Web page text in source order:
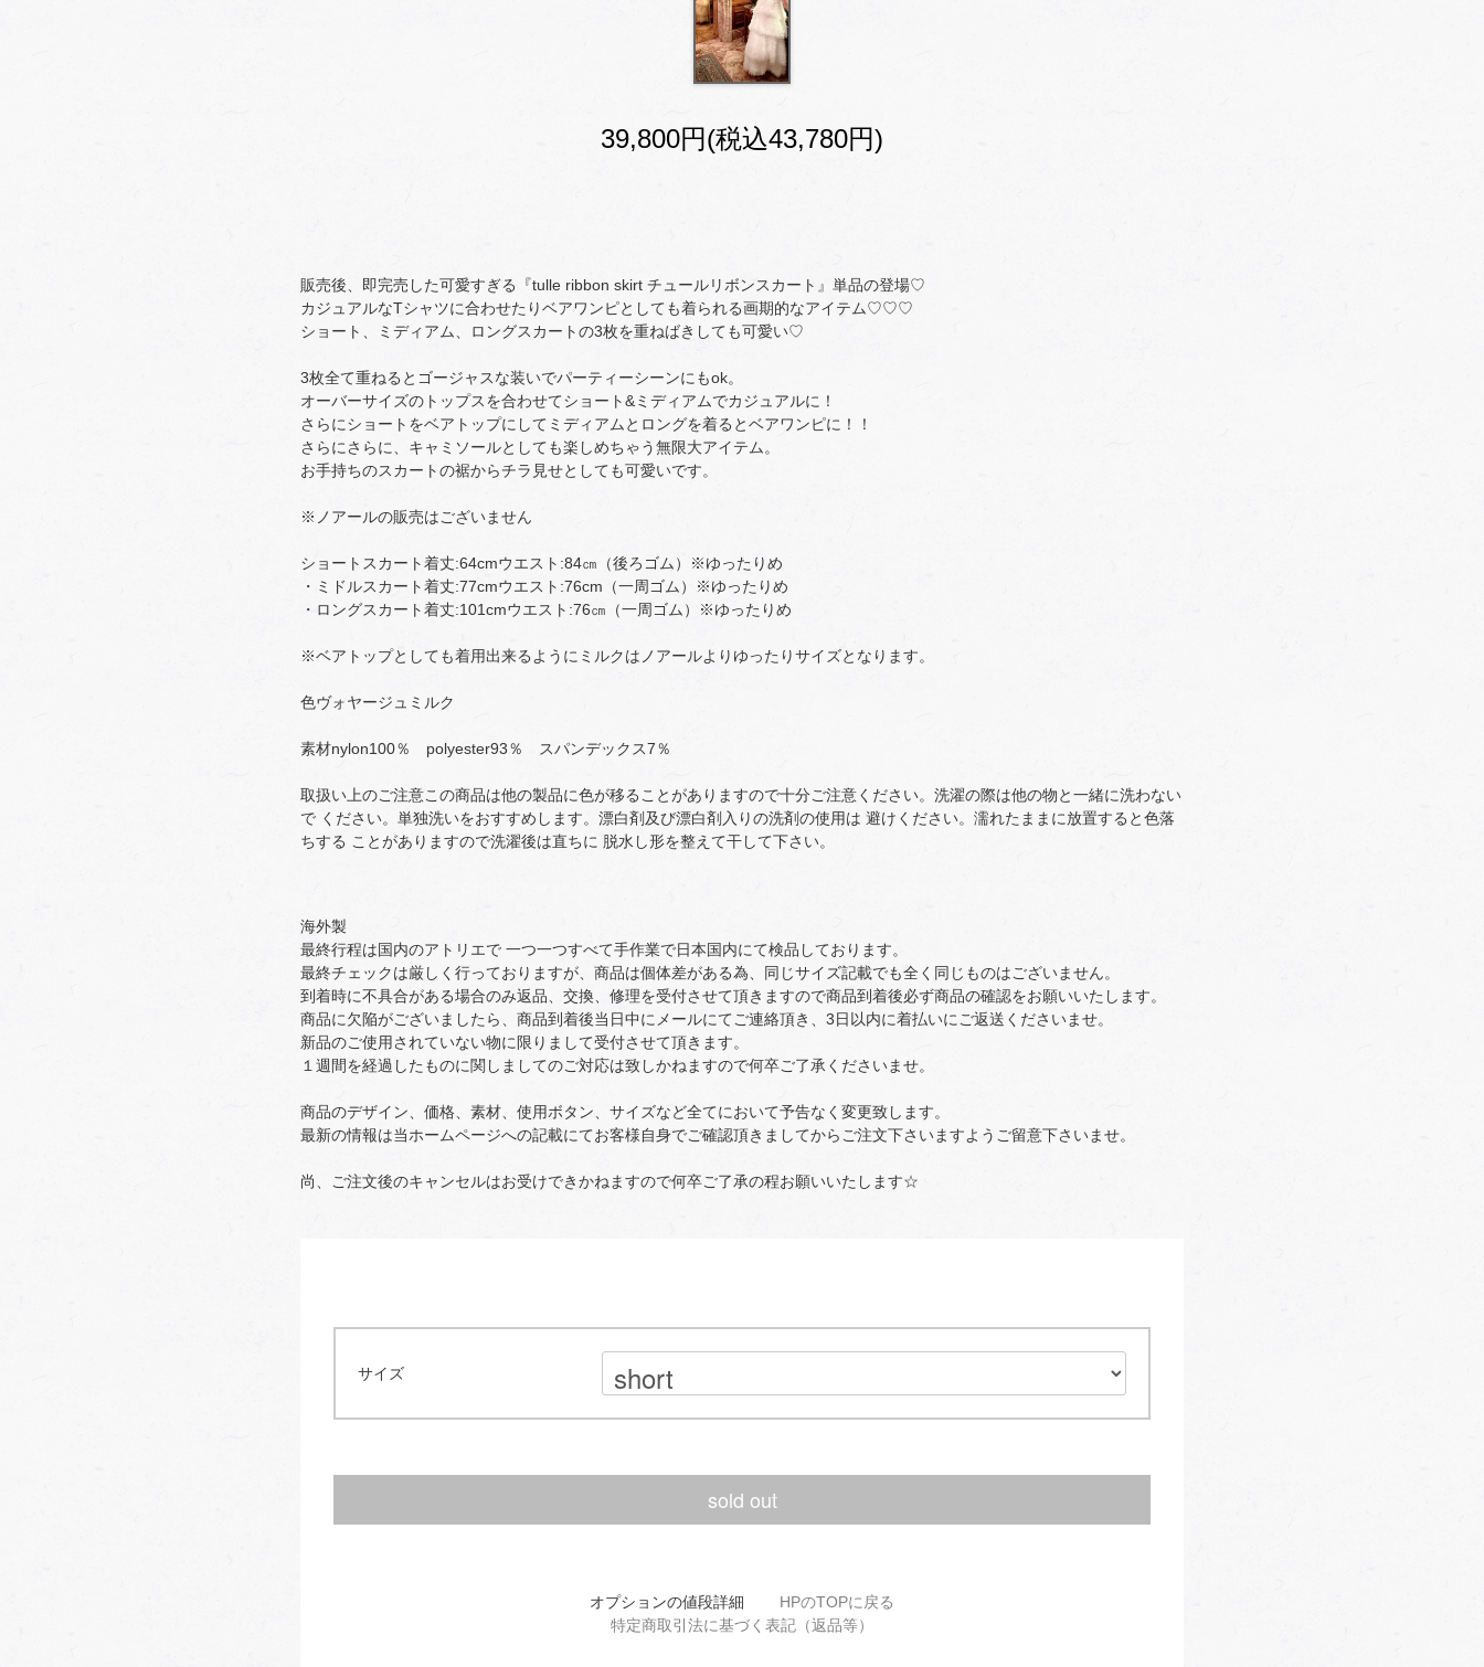
39,800円(税込43,780円)
販売後、即完売した可愛すぎる『tulle ribbon skirt チュールリボンスカート』単品の登場♡
カジュアルなTシャツに合わせたりベアワンピとしても着られる画期的なアイテム♡♡♡
ショート、ミディアム、ロングスカートの3枚を重ねばきしても可愛い♡
3枚全て重ねるとゴージャスな装いでパーティーシーンにもok。
オーバーサイズのトップスを合わせてショート&ミディアムでカジュアルに！
さらにショートをベアトップにしてミディアムとロングを着るとベアワンピに！！
さらにさらに、キャミソールとしても楽しめちゃう無限大アイテム。
お手持ちのスカートの裾からチラ見せとしても可愛いです。
※ノアールの販売はございません
ショートスカート着丈:64cmウエスト:84㎝（後ろゴム）※ゆったりめ
・ミドルスカート着丈:77cmウエスト:76cm（一周ゴム）※ゆったりめ
・ロングスカート着丈:101cmウエスト:76㎝（一周ゴム）※ゆったりめ
※ベアトップとしても着用出来るようにミルクはノアールよりゆったりサイズとなります。
色ヴォヤージュミルク
素材nylon100％ polyester93％ スパンデックス7％
取扱い上のご注意この商品は他の製品に色が移ることがありますので十分ご注意ください。洗濯の際は他の物と一緒に洗わない
で ください。単独洗いをおすすめします。漂白剤及び漂白剤入りの洗剤の使用は 避けください。濡れたままに放置すると色落
ちする ことがありますので洗濯後は直ちに 脱水し形を整えて干して下さい。
海外製
最終行程は国内のアトリエで 一つ一つすべて手作業で日本国内にて検品しております。
最終チェックは厳しく行っておりますが、商品は個体差がある為、同じサイズ記載でも全く同じものはございません。
到着時に不具合がある場合のみ返品、交換、修理を受付させて頂きますので商品到着後必ず商品の確認をお願いいたします。
商品に欠陥がございましたら、商品到着後当日中にメールにてご連絡頂き、3日以内に着払いにご返送くださいませ。
新品のご使用されていない物に限りまして受付させて頂きます。
１週間を経過したものに関しましてのご対応は致しかねますので何卒ご了承くださいませ。
商品のデザイン、価格、素材、使用ボタン、サイズなど全てにおいて予告なく変更致します。
最新の情報は当ホームページへの記載にてお客様自身でご確認頂きましてからご注文下さいますようご留意下さいませ。
尚、ご注文後のキャンセルはお受けできかねますので何卒ご了承の程お願いいたします☆
サイズ
sold out
オプションの値段詳細
HPのTOPに戻る
特定商取引法に基づく表記（返品等）